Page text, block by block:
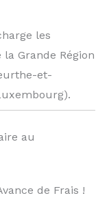
les
Grande Région
et-
au
de Frais !